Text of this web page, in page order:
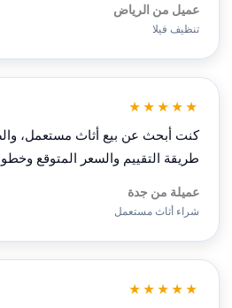
عميل من الرياض
تنظيف فيلا
★★★★★
كنت أبحث عن بيع أثاث مستعمل،
طريقة التقييم والسعر المتوقع
عميلة من جدة
شراء أثاث مستعمل
★★★★★